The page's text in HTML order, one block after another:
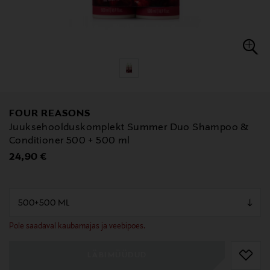
FOUR REASONS
Juuksehoolduskomplekt Summer Duo Shampoo &
Conditioner 500 + 500 ml
Original Price
24,90 €
Pole saadaval kaubamajas ja veebipoes.
null